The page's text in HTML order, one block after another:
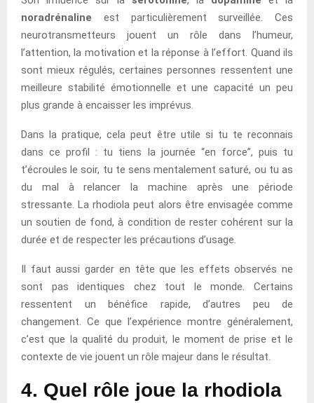
noradrénaline est particulièrement surveillée. Ces
neurotransmetteurs jouent un rôle dans l’humeur,
l’attention, la motivation et la réponse à l’effort. Quand ils
sont mieux régulés, certaines personnes ressentent une
meilleure stabilité émotionnelle et une capacité un peu
plus grande à encaisser les imprévus.
Dans la pratique, cela peut être utile si tu te reconnais
dans ce profil : tu tiens la journée “en force”, puis tu
t’écroules le soir, tu te sens mentalement saturé, ou tu as
du mal à relancer la machine après une période
stressante. La rhodiola peut alors être envisagée comme
un soutien de fond, à condition de rester cohérent sur la
durée et de respecter les précautions d’usage.
Il faut aussi garder en tête que les effets observés ne
sont pas identiques chez tout le monde. Certains
ressentent un bénéfice rapide, d’autres peu de
changement. Ce que l’expérience montre généralement,
c’est que la qualité du produit, le moment de prise et le
contexte de vie jouent un rôle majeur dans le résultat.
4. Quel rôle joue la rhodiola